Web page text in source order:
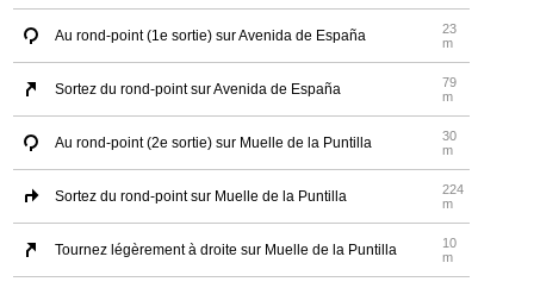
Au rond-point (1e sortie) sur Avenida de España
23
m
Sortez du rond-point sur Avenida de España
79
m
Au rond-point (2e sortie) sur Muelle de la Puntilla
30
m
Sortez du rond-point sur Muelle de la Puntilla
224
m
Tournez légèrement à droite sur Muelle de la Puntilla
10
m